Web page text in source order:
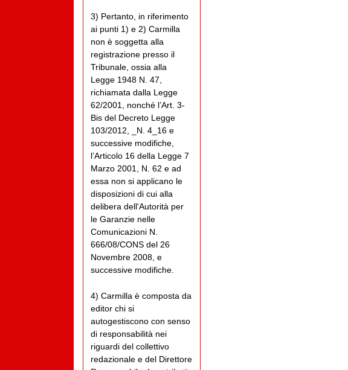
3) Pertanto, in riferimento
ai punti 1) e 2) Carmilla
non è soggetta alla
registrazione presso il
Tribunale, ossia alla
Legge 1948 N. 47,
richiamata dalla Legge
62/2001, nonché l’Art. 3-
Bis del Decreto Legge
103/2012, _N. 4_16 e
successive modifiche,
l’Articolo 16 della Legge 7
Marzo 2001, N. 62 e ad
essa non si applicano le
disposizioni di cui alla
delibera dell'Autorità per
le Garanzie nelle
Comunicazioni N.
666/08/CONS del 26
Novembre 2008, e
successive modifiche.
4) Carmilla è composta da
editor chi si
autogestiscono con senso
di responsabilità nei
riguardi del collettivo
redazionale e del Direttore